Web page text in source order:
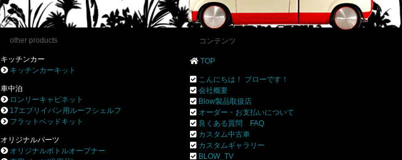
other products
キッチンカー
キッチンカーキット
車中泊
ロンリーキャビネット
17エブリイバン用ルーフシェルフ
フラットベッドキット
オリジナルパーツ
オリジナルボトルオープナー
コンテンツ
TOP
こんにちは！ ブローです！
会社概要
Blow製品取扱店
オーダー・お支払いについて
良くある質問 FAQ
カスタム中古車
カスタムギャラリー
BLOW_TV